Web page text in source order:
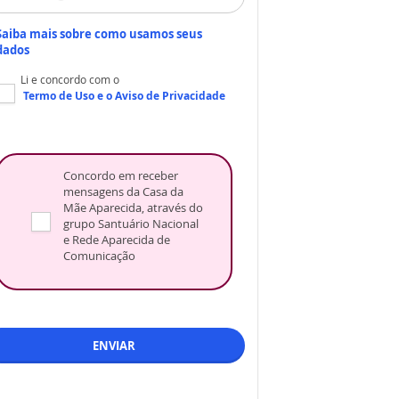
mais sobre como usamos seus
Li e concordo com o
Termo de Usoe oAviso de Privacidade
Concordo em receber
mensagens da Casa da
Mãe Aparecida, através do
grupo Santuário Nacional
e Rede Aparecida de
Comunicação
ENVIAR